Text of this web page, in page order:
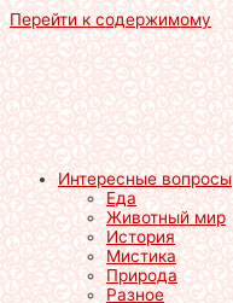
Перейти к содержимому
Интересные вопросы
Еда
Животный мир
История
Мистика
Природа
Разное